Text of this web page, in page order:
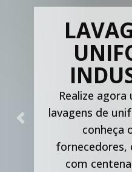
Realize
lavagens de
conheça
com
Previous